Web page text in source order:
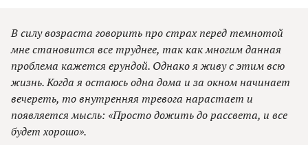
В силу возраста говорить про страх перед темнотой
мне становится все труднее, так как многим данная
проблема кажется ерундой. Однако я живу с этим всю
жизнь. Когда я остаюсь одна дома и за окном начинает
вечереть, то внутренняя тревога нарастает и
появляется мысль: «Просто дожить до рассвета, и все
будет хорошо».